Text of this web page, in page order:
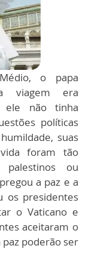
o papa
viagem era
ele não tinha
políticas
suas
foram tão
ou
a paz e a
os presidentes
o Vaticano e
aceitaram o
paz poderão ser